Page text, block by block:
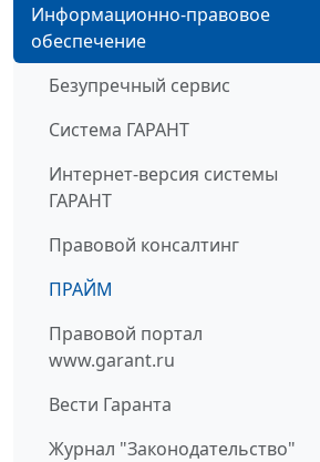
Информационно-правовое
обеспечение
Безупречный сервис
Система ГАРАНТ
Интернет-версия системы
ГАРАНТ
Правовой консалтинг
ПРАЙМ
Правовой портал
www.garant.ru
Вести Гаранта
Журнал "Законодательство"